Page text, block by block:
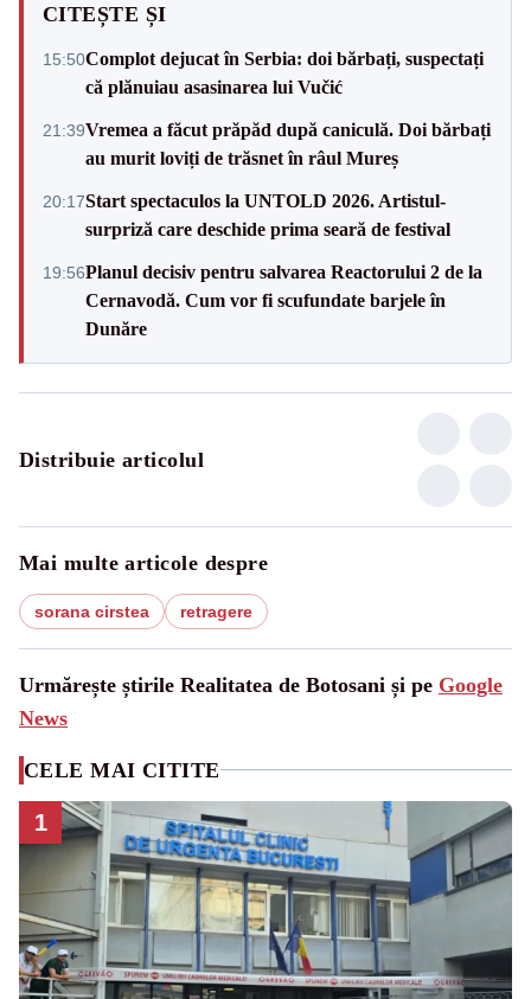
CITEȘTE ȘI
15:50Complot dejucat în Serbia: doi bărbați, suspectați
că plănuiau asasinarea lui Vučić
21:39Vremea a făcut prăpăd după caniculă. Doi bărbați
au murit loviți de trăsnet în râul Mureș
20:17Start spectaculos la UNTOLD 2026. Artistul-
surpriză care deschide prima seară de festival
19:56Planul decisiv pentru salvarea Reactorului 2 de la
Cernavodă. Cum vor fi scufundate barjele în
Dunăre
Distribuie articolul
Mai multe articole despre
sorana cirstea retragere
Urmărește știrile Realitatea de Botosani și pe Google
News
CELE MAI CITITE
1